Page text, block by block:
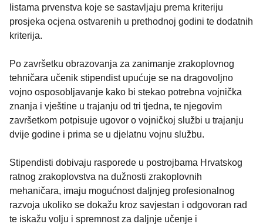
listama prvenstva koje se sastavljaju prema kriteriju
prosjeka ocjena ostvarenih u prethodnoj godini te dodatnih
kriterija.
Po završetku obrazovanja za zanimanje zrakoplovnog
tehničara učenik stipendist upućuje se na dragovoljno
vojno osposobljavanje kako bi stekao potrebna vojnička
znanja i vještine u trajanju od tri tjedna, te njegovim
završetkom potpisuje ugovor o vojničkoj službi u trajanju
dvije godine i prima se u djelatnu vojnu službu.
Stipendisti dobivaju rasporede u postrojbama Hrvatskog
ratnog zrakoplovstva na dužnosti zrakoplovnih
mehaničara, imaju mogućnost daljnjeg profesionalnog
razvoja ukoliko se dokažu kroz savjestan i odgovoran rad
te iskažu volju i spremnost za daljnje učenje i